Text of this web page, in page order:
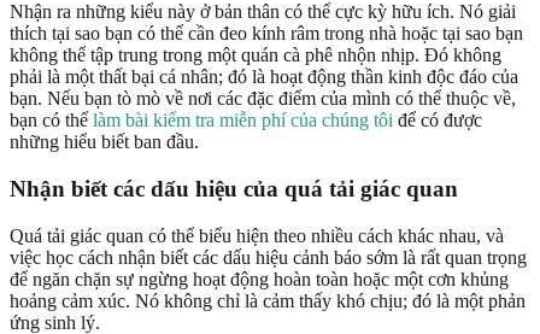
Nhận ra những kiểu này ở bản thân có thể cực kỳ hữu ích. Nó giải
thích tại sao bạn có thể cần đeo kính râm trong nhà hoặc tại sao bạn
không thể tập trung trong một quán cà phê nhộn nhịp. Đó không
phải là một thất bại cá nhân; đó là hoạt động thần kinh độc đáo của
bạn. Nếu bạn tò mò về nơi các đặc điểm của mình có thể thuộc về,
bạn có thể làm bài kiểm tra miễn phí của chúng tôi để có được
những hiểu biết ban đầu.
Nhận biết các dấu hiệu của quá tải giác quan
Quá tải giác quan có thể biểu hiện theo nhiều cách khác nhau, và
việc học cách nhận biết các dấu hiệu cảnh báo sớm là rất quan trọng
để ngăn chặn sự ngừng hoạt động hoàn toàn hoặc một cơn khủng
hoảng cảm xúc. Nó không chỉ là cảm thấy khó chịu; đó là một phản
ứng sinh lý.